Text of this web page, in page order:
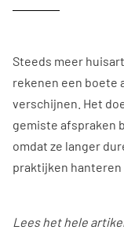
Steeds meer
rekenen een boete
verschijnen. Het
gemiste afspraken
omdat ze langer
praktijken
Lees het hele